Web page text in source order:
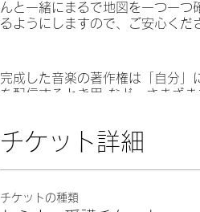
んと一緒にまるで地図を一つ一
るようにしますので、ご安心くだ
完成した音楽の著作権は「自分
を配信するとき用 など、さまざま
それでは、音楽の旅に出かけまし
****
チケット詳細
チケットの種類